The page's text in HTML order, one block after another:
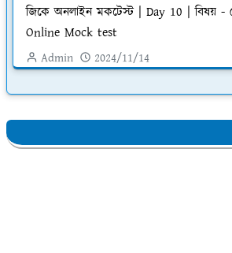
জিকে অনলাইন মকটেস্ট | Day 10 | বিষয় -
Online Mock test
Admin 2024/11/14